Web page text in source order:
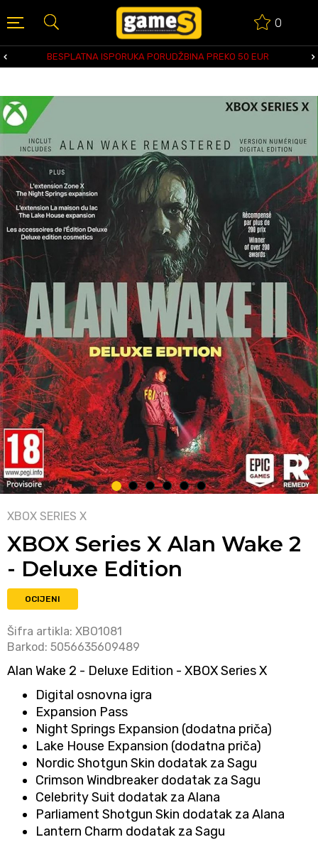
0
BESPLATNA ISPORUKA PORUDŽBINA PREKO 50 EUR
1 2 3 4 5 6
XBOX SERIES X
XBOX Series X Alan Wake 2
- Deluxe Edition
OCIJENI
Šifra artikla: XBO1081
Barkod: 5056635609489
Alan Wake 2 - Deluxe Edition - XBOX Series X
Digital osnovna igra
Expansion Pass
Night Springs Expansion (dodatna priča)
Lake House Expansion (dodatna priča)
Nordic Shotgun Skin dodatak za Sagu
Crimson Windbreaker dodatak za Sagu
Celebrity Suit dodatak za Alana
Parliament Shotgun Skin dodatak za Alana
Lantern Charm dodatak za Sagu